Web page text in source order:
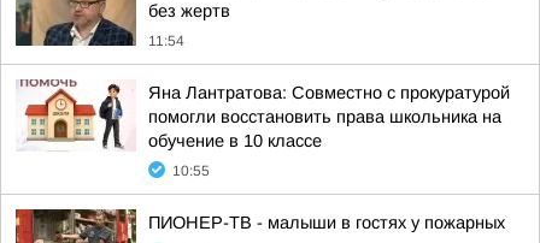
без жертв
11:54
Яна Лантратова: Совместно с прокуратурой
помогли восстановить права школьника на
обучение в 10 классе
10:55
ПИОНЕР-ТВ - малыши в гостях у пожарных